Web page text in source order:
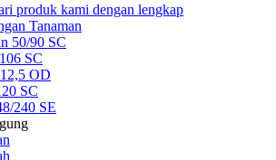
produk kami dengan lengkap
Tanaman
50/90 SC
SC
OD
SC
240 SE